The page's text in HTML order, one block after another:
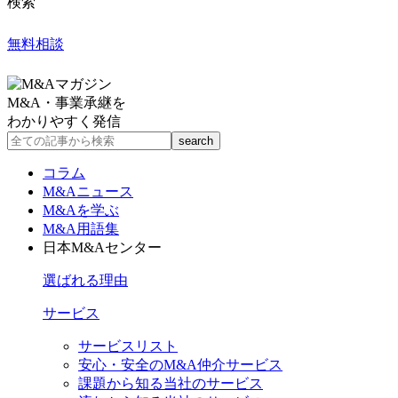
無料相談
M&A・事業承継を
わかりやすく発信
コラム
M&Aニュース
M&Aを学ぶ
M&A用語集
日本M&Aセンター
選ばれる理由
サービス
サービスリスト
安心・安全のM&A仲介サービス
課題から知る当社のサービス